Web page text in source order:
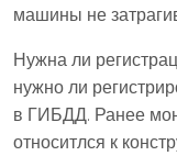
машины не
Нужна ли
нужно ли
в ГИБДД. Ранее
относитлся к